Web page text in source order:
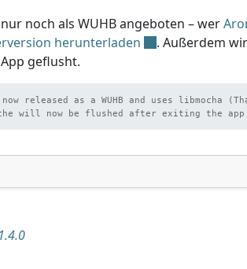
noch als WUHB angeboten – wer
herunterladen
. Außerdem
geflusht.
released as a WUHB and uses libmocha
will now be flushed after exiting the app